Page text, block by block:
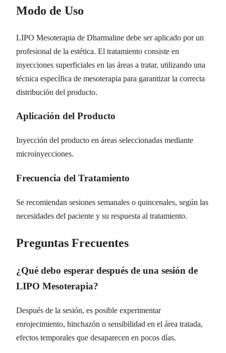
Modo de Uso
LIPO Mesoterapia de Dharmaline debe ser aplicado por un
profesional de la estética. El tratamiento consiste en
inyecciones superficiales en las áreas a tratar, utilizando una
técnica específica de mesoterapia para garantizar la correcta
distribución del producto.
Aplicación del Producto
Inyección del producto en áreas seleccionadas mediante
microinyecciones.
Frecuencia del Tratamiento
Se recomiendan sesiones semanales o quincenales, según las
necesidades del paciente y su respuesta al tratamiento.
Preguntas Frecuentes
¿Qué debo esperar después de una sesión de
LIPO Mesoterapia?
Después de la sesión, es posible experimentar
enrojecimiento, hinchazón o sensibilidad en el área tratada,
efectos temporales que desaparecen en pocos días.